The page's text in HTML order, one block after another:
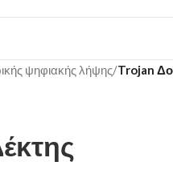
ψηφιακής λήψης/Trojan